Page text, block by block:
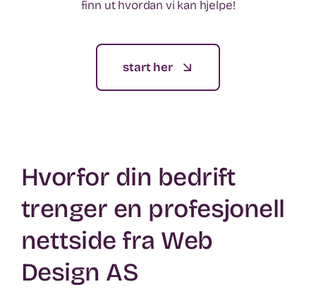
finn ut hvordan vi kan hjelpe!
start her
Hvorfor din bedrift
trenger en profesjonell
nettside fra Web
Design AS